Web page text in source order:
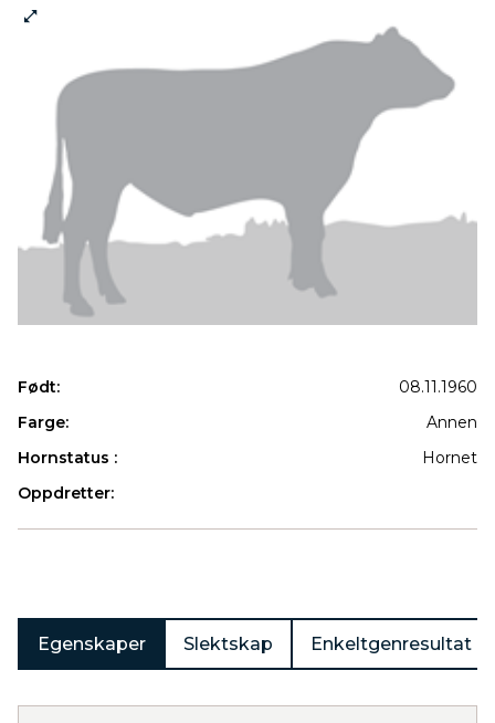
Født:
08.11.1960
Farge:
Annen
Hornstatus :
Hornet
Oppdretter:
Egenskaper Slektskap Enkeltgenresultat